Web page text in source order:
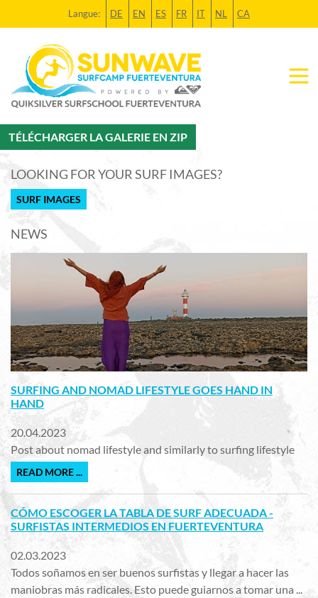
Langue: DE EN ES FR IT NL CA
TÉLÉCHARGER LA GALERIE EN ZIP
LOOKING FOR YOUR SURF IMAGES?
SURF IMAGES
NEWS
SURFING AND NOMAD LIFESTYLE GOES HAND IN
HAND
20.04.2023
Post about nomad lifestyle and similarly to surfing lifestyle
READ MORE ...
CÓMO ESCOGER LA TABLA DE SURF ADECUADA -
SURFISTAS INTERMEDIOS EN FUERTEVENTURA
02.03.2023
Todos soñamos en ser buenos surfistas y llegar a hacer las
maniobras más radicales. Esto puede guiarnos a tomar una ...